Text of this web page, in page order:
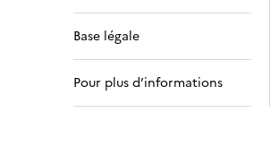
Base légale
Pour plus d’informations